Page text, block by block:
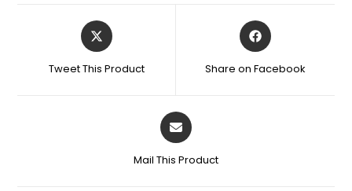
Tweet This Product Share on Facebook
Mail This Product